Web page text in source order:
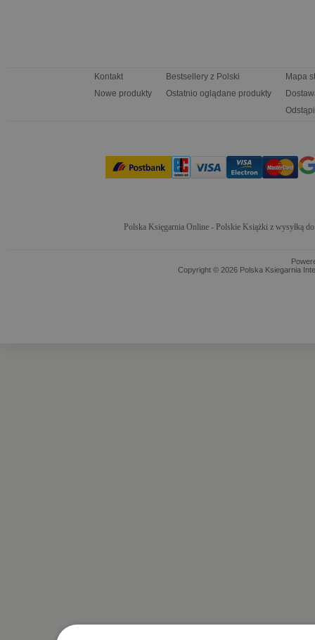
Kontakt
Nowe produkty
Bestsellery z Polski
Ostatnio oglądane produkty
Mapa
Polska Księgarnia Online - Polskie Książki z wysyłką
Copyright © 2026 Polska Ksiegarnia